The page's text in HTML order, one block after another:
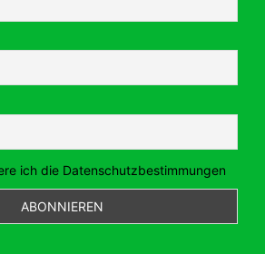
ich die Datenschutzbestimmungen